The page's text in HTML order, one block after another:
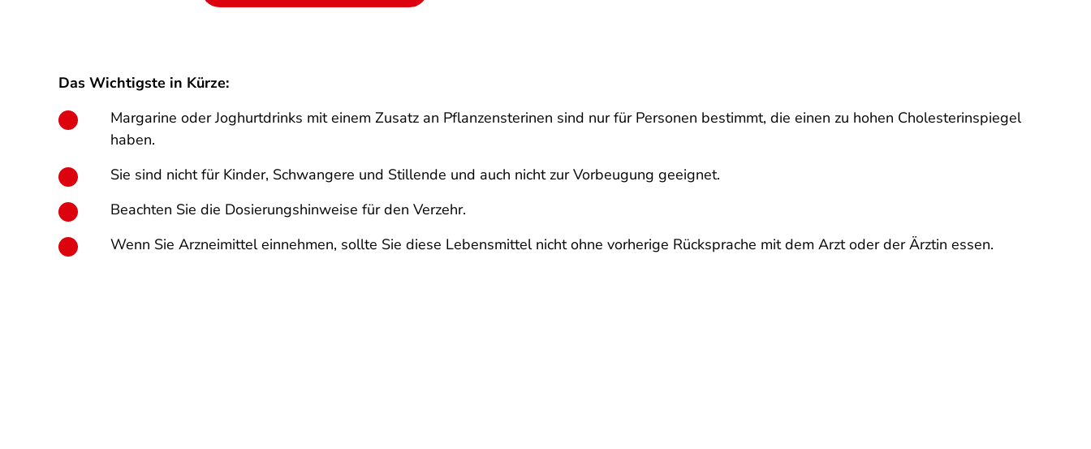
Das Wichtigste in Kürze:
Margarine oder Joghurtdrinks mit einem Zusatz an Pflanzensterinen sind nur für Personen bestimmt, die einen zu hohen Cholesterinspiegel
haben.
Sie sind nicht für Kinder, Schwangere und Stillende und auch nicht zur Vorbeugung geeignet.
Beachten Sie die Dosierungshinweise für den Verzehr.
Wenn Sie Arzneimittel einnehmen, sollte Sie diese Lebensmittel nicht ohne vorherige Rücksprache mit dem Arzt oder der Ärztin essen.